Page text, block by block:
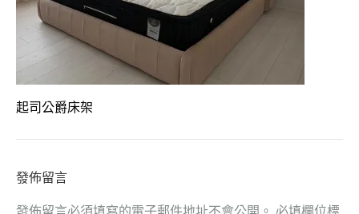
起司公爵床架
發佈留言